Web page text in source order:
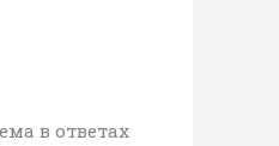
в ответах